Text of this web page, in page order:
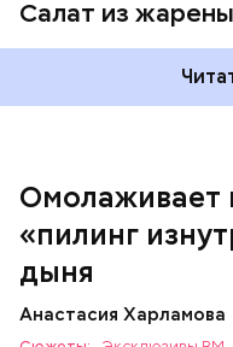
Салат из
Омолаживает
«пилинг
дыня
Анастасия Харламова
кремний —
ногти и
клетчатка —
излишки
фолиевая кислота
она необходима
чтобы
— В момент стресса
А врач-эндокринолог
что существует